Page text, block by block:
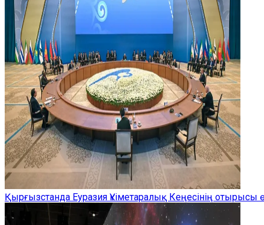
Қырғызстанда Еуразия Үкіметаралық Кеңесінің отырысы